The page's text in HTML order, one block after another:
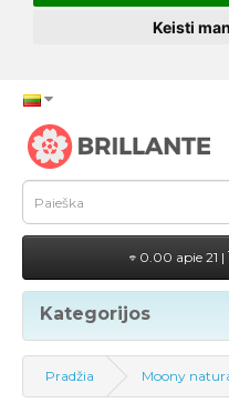
Keisti
0.00 apie 21 |
Kategorijos
Pradžia Moony